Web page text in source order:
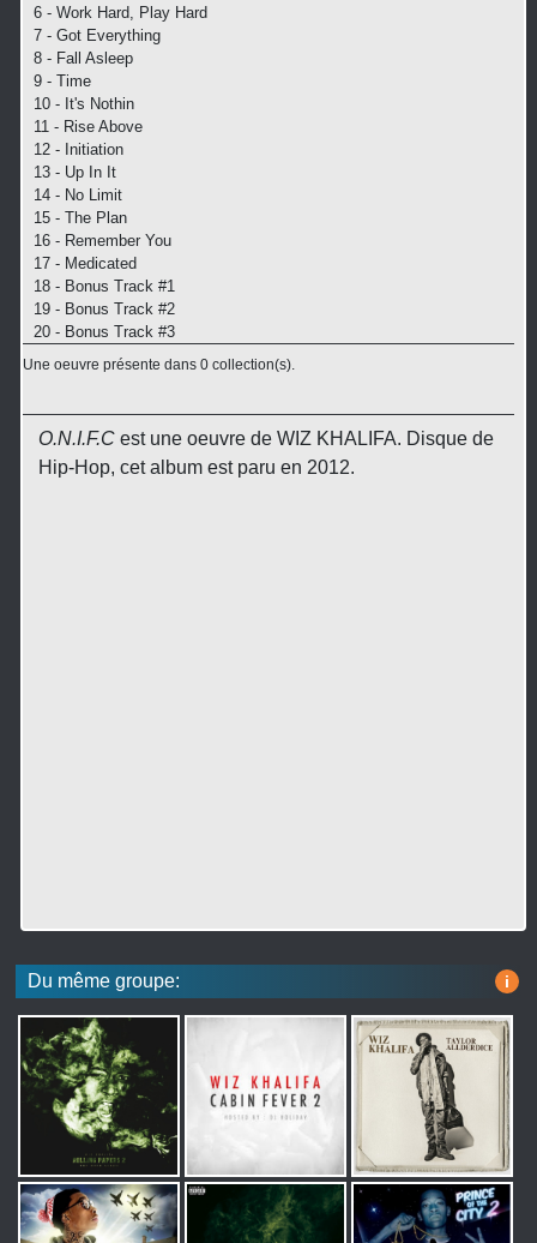
6 - Work Hard, Play Hard
7 - Got Everything
8 - Fall Asleep
9 - Time
10 - It's Nothin
11 - Rise Above
12 - Initiation
13 - Up In It
14 - No Limit
15 - The Plan
16 - Remember You
17 - Medicated
18 - Bonus Track #1
19 - Bonus Track #2
20 - Bonus Track #3
Une oeuvre présente dans 0 collection(s).
O.N.I.F.Cest une oeuvre de WIZ KHALIFA. Disque de
Hip-Hop, cet album est paru en 2012.
Du même groupe: i